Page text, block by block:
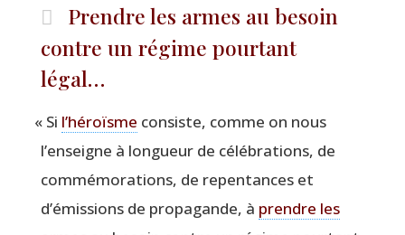
Prendre les armes au besoin
contre un régime pourtant
légal…
« Si l’héroïsme consiste, comme on nous
l’enseigne à lon­gueur de célé­bra­tions, de
com­mé­mo­ra­tions, de repen­tances et
d’émissions de pro­pa­gande, à prendre les